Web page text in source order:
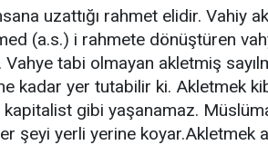
uzattığı rahmet elidir. Vahiy
(a.s.) i rahmete dönüştüren
Vahye tabi olmayan akletmiş
kadar yer tutabilir ki. Akletmek
kapitalist gibi yaşanamaz.
şeyi yerli yerine koyar.Akletmek